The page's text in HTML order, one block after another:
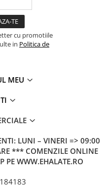
cu promotiile
in Politica de
MEU
LUNI – VINERI => 09:00
*** COMENZILE ONLINE
PE WWW.EHALATE.RO